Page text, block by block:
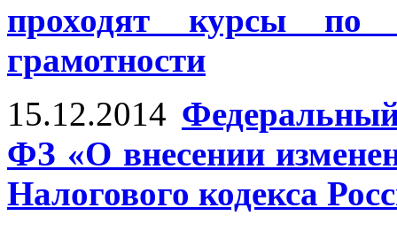
проходят курсы по
грамотности
15.12.2014
ФЗ «О внесении
Налогового кодекса